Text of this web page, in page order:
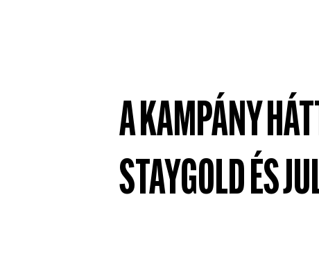
A KAMPÁNY
STAYGOLD ÉS